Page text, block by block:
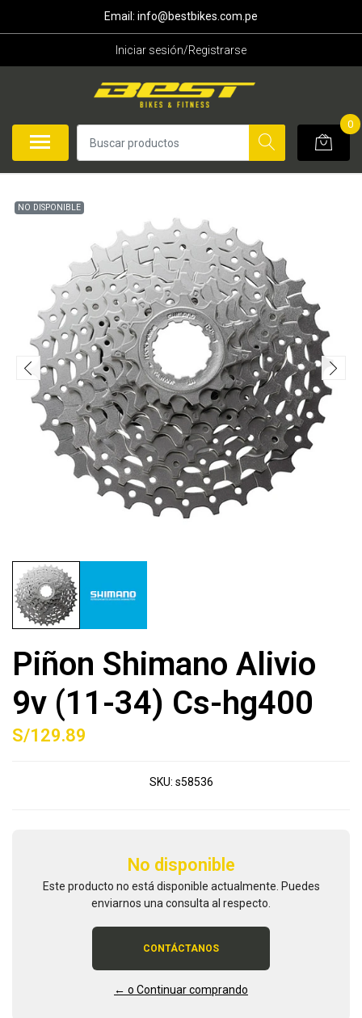
Email: info@bestbikes.com.pe
Iniciar sesión/Registrarse
0
NO DISPONIBLE
Piñon Shimano Alivio
9v (11-34) Cs-hg400
S/129.89
SKU: s58536
No disponible
Este producto no está disponible actualmente. Puedes
enviarnos una consulta al respecto.
CONTÁCTANOS
← o Continuar comprando